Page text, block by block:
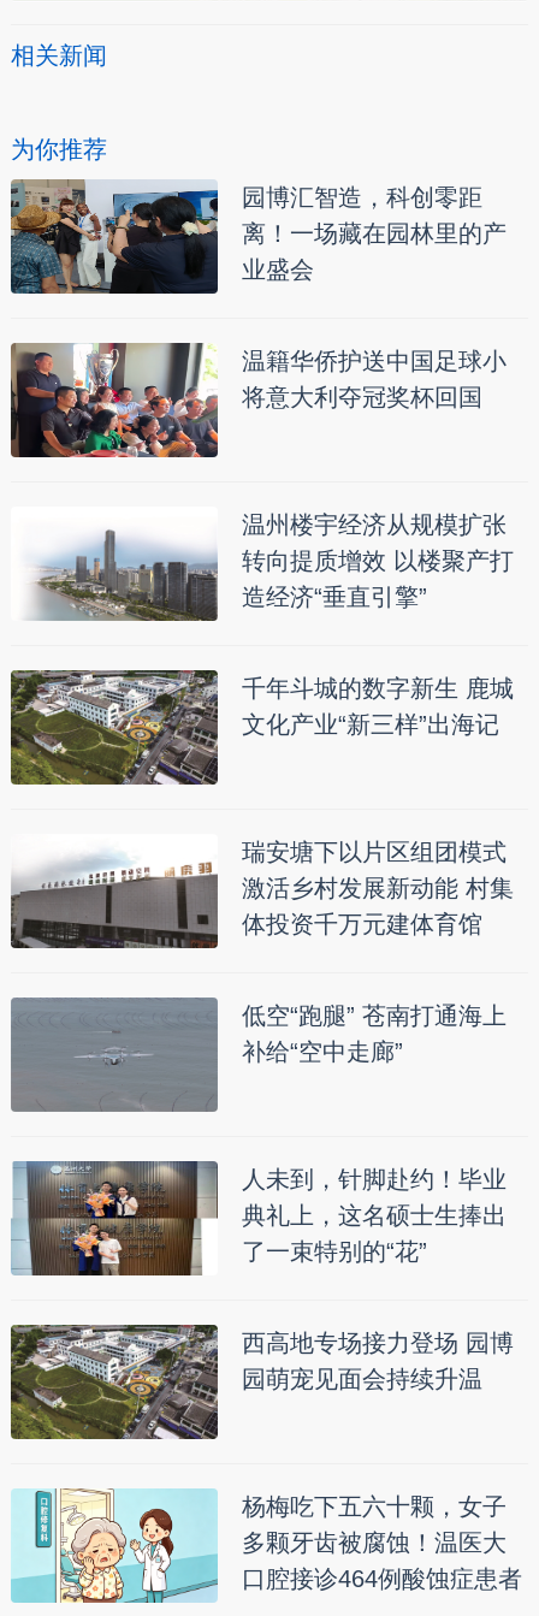
相关新闻
为你推荐
园博汇智造，科创零距
离！一场藏在园林里的产
业盛会
温籍华侨护送中国足球小
将意大利夺冠奖杯回国
温州楼宇经济从规模扩张
转向提质增效 以楼聚产打
造经济“垂直引擎”
千年斗城的数字新生 鹿城
文化产业“新三样”出海记
瑞安塘下以片区组团模式
激活乡村发展新动能 村集
体投资千万元建体育馆
低空“跑腿” 苍南打通海上
补给“空中走廊”
人未到，针脚赴约！毕业
典礼上，这名硕士生捧出
了一束特别的“花”
西高地专场接力登场 园博
园萌宠见面会持续升温
杨梅吃下五六十颗，女子
多颗牙齿被腐蚀！温医大
口腔接诊464例酸蚀症患者